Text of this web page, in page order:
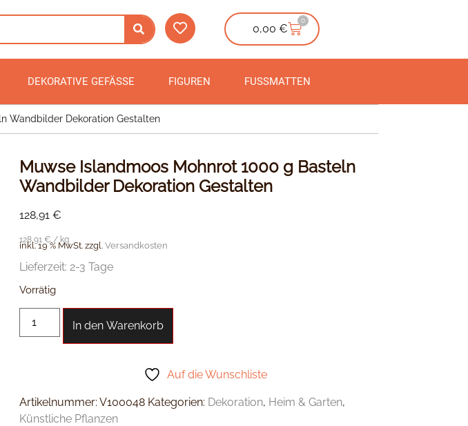
0,00€
0
DEKORATIVE GEFÄSSE FIGUREN FUSSMATTEN
Wandbilder Dekoration Gestalten
Muwse Islandmoos Mohnrot 1000 g Basteln
Wandbilder Dekoration Gestalten
128,91€
128,91€ / kg
inkl. 19 % MwSt. zzgl.Versandkosten
Lieferzeit:2-3 Tage
Vorrätig
In den Warenkorb
Auf die Wunschliste
Artikelnummer:V100048 Kategorien: Dekoration, Heim & Garten,
Künstliche Pflanzen